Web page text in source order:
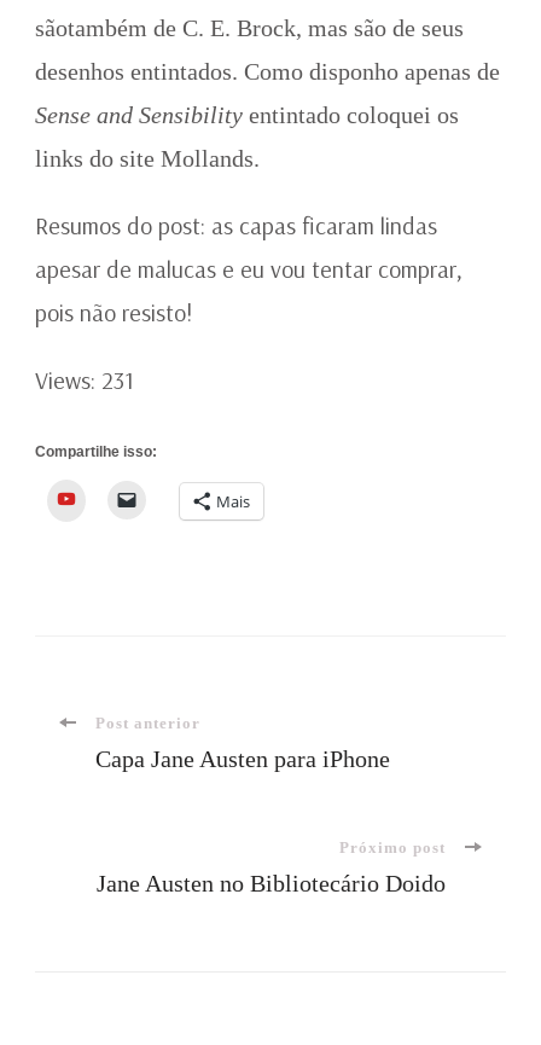
sãotambém de C. E. Brock, mas são de seus
desenhos entintados. Como disponho apenas de
Sense and Sensibility entintado coloquei os
links do site Mollands.
Resumos do post: as capas ficaram lindas
apesar de malucas e eu vou tentar comprar,
pois não resisto!
Views: 231
Compartilhe isso:
YouTube Mais
Navegação
post
Post anterior
Capa Jane Austen para iPhone
Próximo post
Jane Austen no Bibliotecário Doido